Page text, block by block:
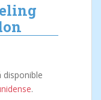
disponible
.